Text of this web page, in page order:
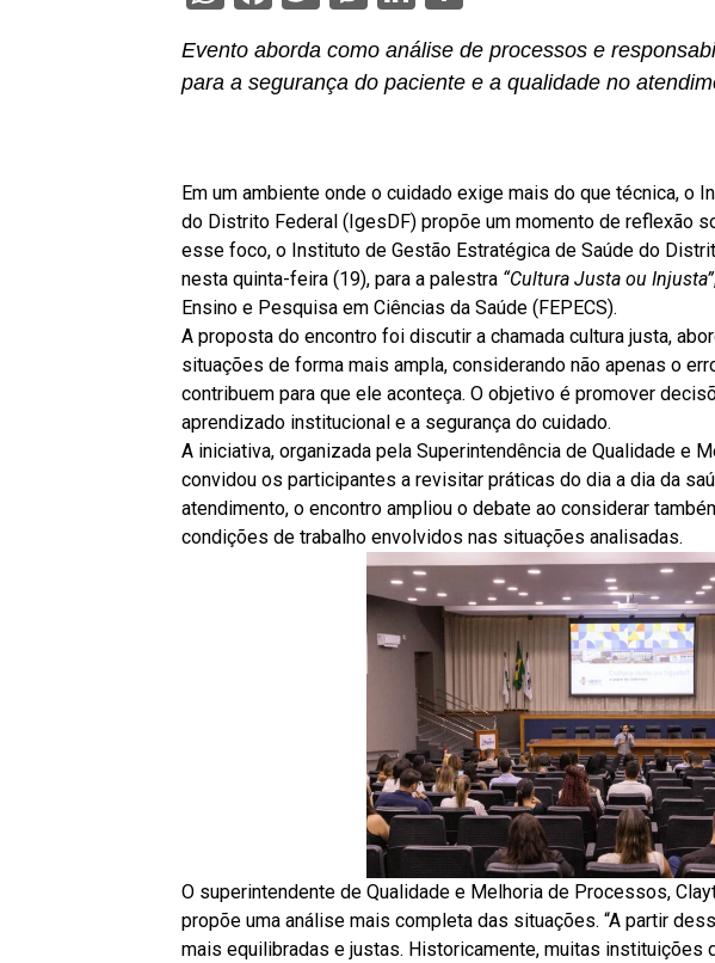
Evento aborda como análise de processos e
para a segurança do paciente e a qualidade no
Em um ambiente onde o cuidado exige mais do que técnica, o
do Distrito Federal (IgesDF) propõe um momento de reflexão
esse foco, o Instituto de Gestão Estratégica de Saúde do
nesta quinta-feira (19), para a palestra “Cultura Justa ou Injusta”
Ensino e Pesquisa em Ciências da Saúde (FEPECS).
A proposta do encontro foi discutir a chamada cultura justa,
situações de forma mais ampla, considerando não apenas o
contribuem para que ele aconteça. O objetivo é promover
aprendizado institucional e a segurança do cuidado.
A iniciativa, organizada pela Superintendência de Qualidade e
convidou os participantes a revisitar práticas do dia a dia da
atendimento, o encontro ampliou o debate ao considerar
condições de trabalho envolvidos nas situações analisadas.
O superintendente de Qualidade e Melhoria de Processos,
propõe uma análise mais completa das situações. “A partir
mais equilibradas e justas. Historicamente, muitas instituições